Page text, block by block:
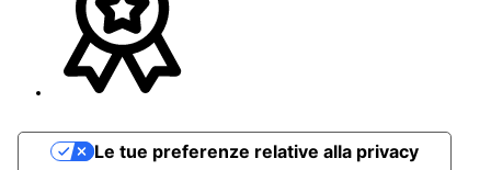
Le tue preferenze relative alla privacy